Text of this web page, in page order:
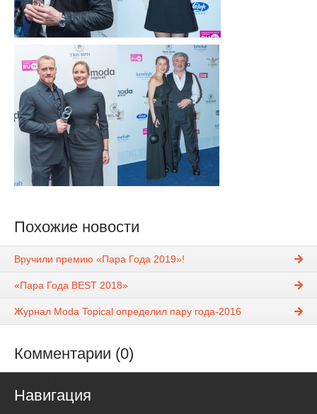
Похожие новости
Вручили премию «Пара Года 2019»!
«Пара Года BEST 2018»
Журнал Moda Topical определил пару года-2016
Комментарии (0)
Навигация